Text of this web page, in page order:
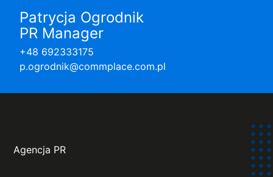
Patrycja Ogrodnik
PR Manager
+48 692333175
p.ogrodnik@commplace.com.pl
Agencja PR